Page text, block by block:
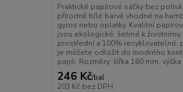
Praktické papírové sáčky bez
přírodně bílé barvě vhodné na
gyros nebo oplatky. Kvalitní
jsou ekologické, šetrné k životnímu
prostřední a 100% recyklovatelné,
je můžete odložit do modrého
papír. Rozměry: šířka 160 mm,
246 Kč/bal
203 Kč bez DPH